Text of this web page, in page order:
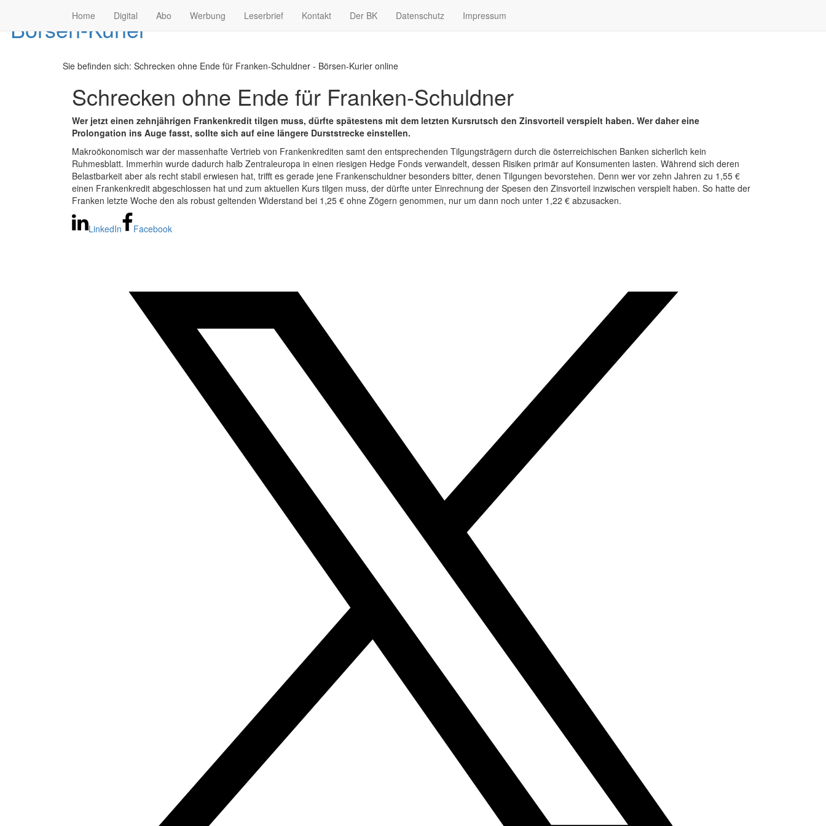
Home Digital Abo Werbung Leserbrief Kontakt Der BK Datenschutz Impressum
Sie befinden sich: Schrecken ohne Ende für Franken-Schuldner - Börsen-Kurier online
Schrecken ohne Ende für Franken-Schuldner
Wer jetzt einen zehnjährigen Frankenkredit tilgen muss, dürfte spätestens mit dem letzten Kursrutsch den Zinsvorteil verspielt haben. Wer daher eine
Prolongation ins Auge fasst, sollte sich auf eine längere Durststrecke einstellen.
Makroökonomisch war der massenhafte Vertrieb von Frankenkrediten samt den entsprechenden Tilgungsträgern durch die österreichischen Banken sicherlich kein
Ruhmesblatt. Immerhin wurde dadurch halb Zentraleuropa in einen riesigen Hedge Fonds verwandelt, dessen Risiken primär auf Konsumenten lasten. Während sich deren
Belastbarkeit aber als recht stabil erwiesen hat, trifft es gerade jene Frankenschuldner besonders bitter, denen Tilgungen bevorstehen. Denn wer vor zehn Jahren zu 1,55 €
einen Frankenkredit abgeschlossen hat und zum aktuellen Kurs tilgen muss, der dürfte unter Einrechnung der Spesen den Zinsvorteil inzwischen verspielt haben. So hatte der
Franken letzte Woche den als robust geltenden Widerstand bei 1,25 € ohne Zögern genommen, nur um dann noch unter 1,22 € abzusacken.
LinkedIn Facebook